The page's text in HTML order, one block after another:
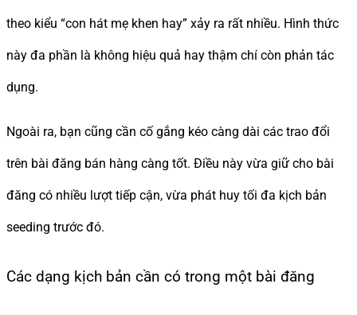
theo kiểu “con hát mẹ khen hay” xảy ra rất nhiều. Hình thức
này đa phần là không hiệu quả hay thậm chí còn phản tác
dụng.
Ngoài ra, bạn cũng cần cố gắng kéo càng dài các trao đổi
trên bài đăng bán hàng càng tốt. Điều này vừa giữ cho bài
đăng có nhiều lượt tiếp cận, vừa phát huy tối đa kịch bản
seeding trước đó.
Các dạng kịch bản cần có trong một bài đăng